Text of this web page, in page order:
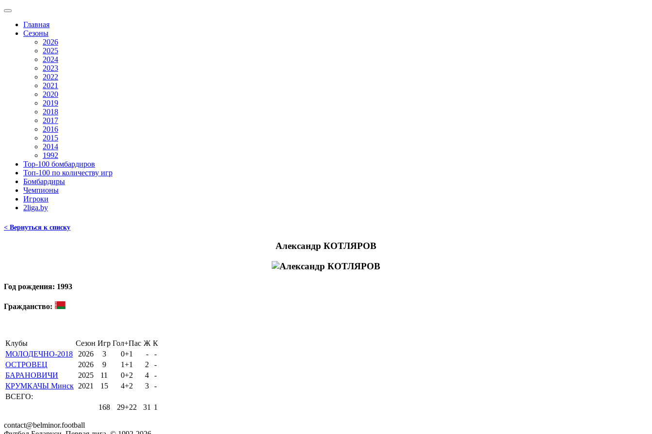
Главная
Сезоны
2026
2025
2024
2023
2022
2021
2020
2019
2018
2017
2016
2015
2014
1992
Top-100 бомбардиров
Топ-100 по количеству игр
Бомбардиры
Чемпионы
Игроки
2liga.by
< Вернуться к списку
Александр КОТЛЯРОВ
Год рождения: 1993
Гражданство:
Клубы Сезон Игр Гол+Пас Ж К
МОЛОДЕЧНО-2018
2026 3 0+1 -
-
ОСТРОВЕЦ
2026 9 1+1 2
-
БАРАНОВИЧИ
2025 11 0+2 4
-
КРУМКАЧЫ Минск 2021 15 4+2 3
-
ВСЕГО:
168
29+22 31 1
contact@belminor.football